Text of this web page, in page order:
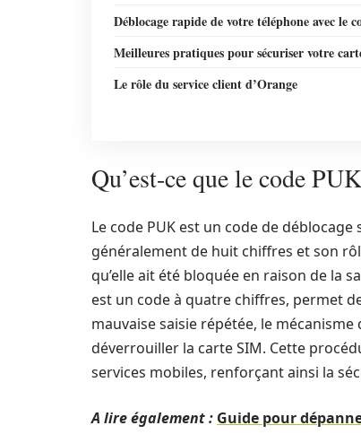
Déblocage rapide de votre téléphone avec le
Meilleures pratiques pour sécuriser votre
Le rôle du service client d’Orange
Qu’est-ce que le code
Le code PUK est un code de
généralement de huit chiffres et son
qu’elle ait été bloquée en raison de la
est un code à quatre chiffres, permet
mauvaise saisie répétée, le
déverrouiller la carte SIM. Cette
services mobiles, renforçant ainsi la
A lire également : Guide pour